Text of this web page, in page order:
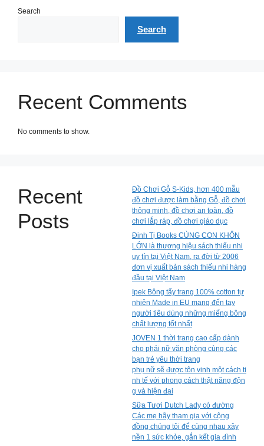
Search
Search
Recent Comments
No comments to show.
Recent
Posts
Đồ Chơi Gỗ S-Kids, hơn 400 mẫu
đồ chơi được làm bằng Gỗ, đồ chơi
thông minh, đồ chơi an toàn, đồ
chơi lắp ráp, đồ chơi giáo dục
Đinh Tị Books CÙNG CON KHÔN
LỚN là thương hiệu sách thiếu nhi
uy tín tại Việt Nam, ra đời từ 2006
đơn vị xuất bản sách thiếu nhi hàng
đầu tại Việt Nam
Ipek Bông tẩy trang 100% cotton tự
nhiên Made in EU mang đến tay
người tiêu dùng những miếng bông
chất lượng tốt nhất
JOVEN 1 thời trang cao cấp dành
cho phái nữ văn phòng cùng các
bạn trẻ yêu thời trang
phụ nữ sẽ được tôn vinh một cách ti
nh tế với phong cách thật năng độn
g và hiện đại
Sữa Tươi Dutch Lady có đường
Các mẹ hãy tham gia với cộng
đồng chúng tôi để cùng nhau xây
nền 1 sức khỏe, gắn kết gia đình